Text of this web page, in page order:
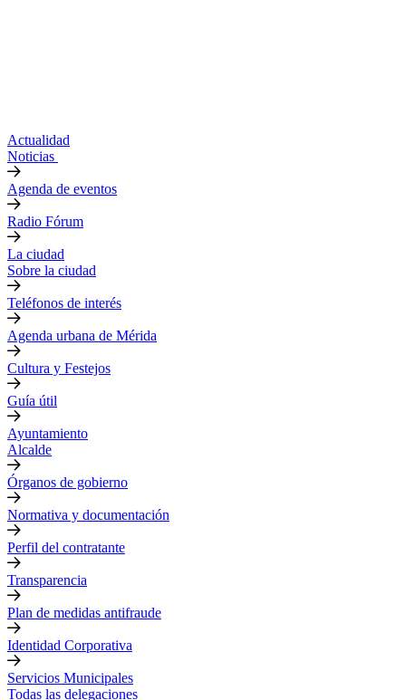
Actualidad
Noticias
Agenda de eventos
Radio Fórum
La ciudad
Sobre la ciudad
Teléfonos de interés
Agenda urbana de Mérida
Cultura y Festejos
Guía útil
Ayuntamiento
Alcalde
Órganos de gobierno
Normativa y documentación
Perfil del contratante
Transparencia
Plan de medidas antifraude
Identidad Corporativa
Servicios Municipales
Todas las delegaciones